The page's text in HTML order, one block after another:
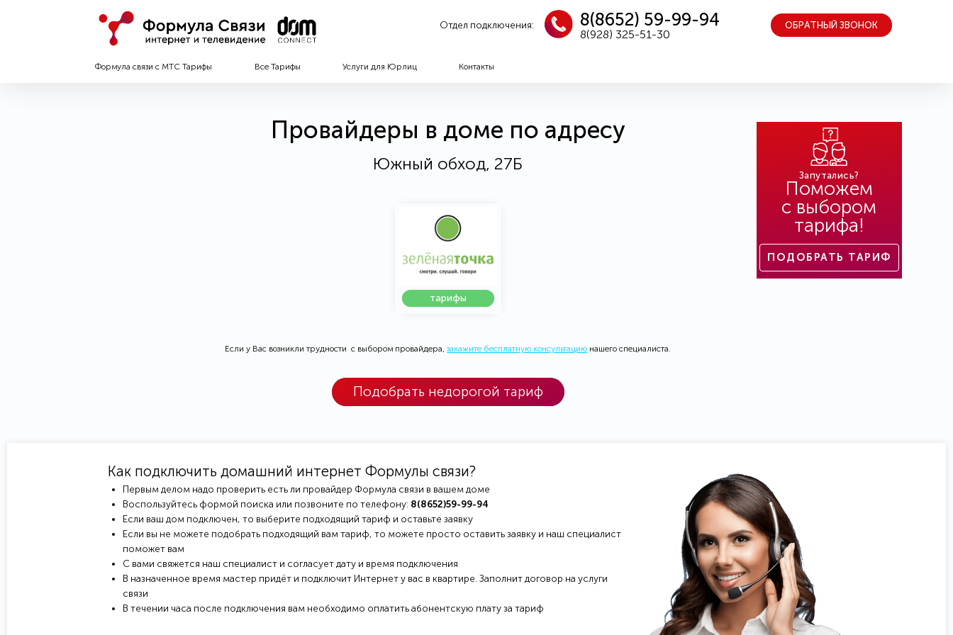
Отдел подключения: 8(8652) 59-99-94
8(928) 325-51-30
ОБРАТНЫЙ ЗВОНОК
Формула связи с МТС Тарифы Все Тарифы Услуги для Юрлиц Контакты
Провайдеры в доме по адресу
Южный обход, 27Б
тарифы
Если у Вас возникли трудности с выбором провайдера,закажите бесплатную консультацию нашего специалиста.
Подобрать недорогой тариф
Запутались?
Поможем
с выбором
тарифа!
ПОДОБРАТЬ ТАРИФ
Как подключить домашний интернет Формулы связи?
Первым делом надо проверить есть ли провайдер Формула связи в вашем доме
Воспользуйтесь формой поиска или позвоните по телефону: 8(8652)59-99-94
Если ваш дом подключен, то выберите подходящий тариф и оставьте заявку
Если вы не можете подобрать подходящий вам тариф, то можете просто оставить заявку и наш специалист
поможет вам
С вами свяжется наш специалист и согласует дату и время подключения
В назначенное время мастер придёт и подключит Интернет у вас в квартире. Заполнит договор на услуги
связи
В течении часа после подключения вам необходимо оплатить абонентскую плату за тариф